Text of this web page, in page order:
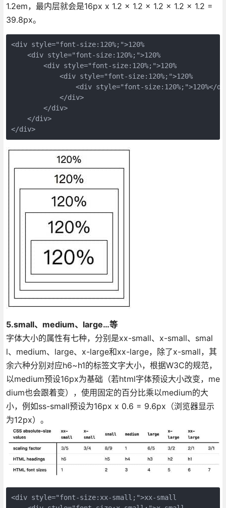
1.2em，最内层就会是16px x 1.2 x 1.2 x 1.2 x 1.2 x 1.2 =
39.8px。
<div style="font-size:120%;">120%
    <div style="font-size:120%;">120%
        <div style="font-size:120%;">120%
            <div style="font-size:120%;">120%
<div style="font-size:120%;">120%</
            </div>
        </div>
    </div>
</div>
5.small、medium、large…等
字体大小的属性有七种，分别是xx-small、x-small、smal
l、medium、large、x-large和xx-large，除了x-small，其
余六种分别对应h6~h1的标签文字大小，根据W3C的规范，
以medium预设16px为基础（若html字体预设大小改变，me
dium也会跟着变），使用固定的百分比乘以medium的大
小，例如ss-small预设为16px x 0.6 = 9.6px（浏览器显示
为12px）。
<div style="font-size:xx-small;">xx-small